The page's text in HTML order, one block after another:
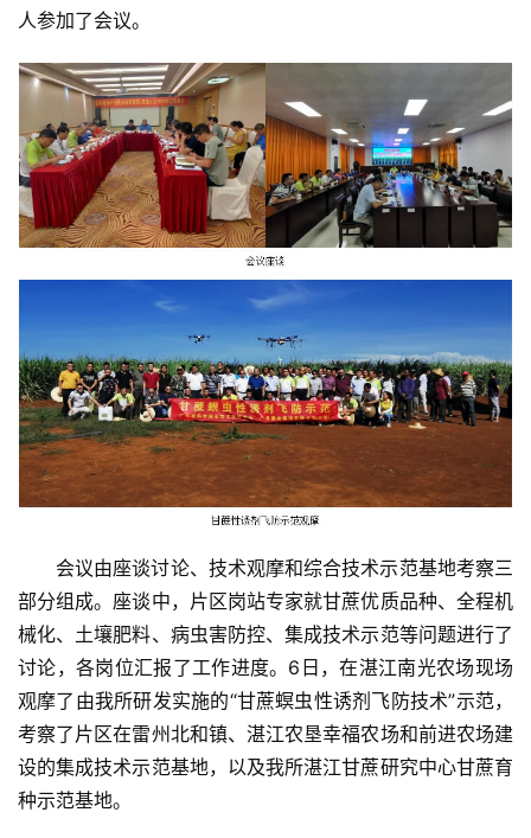
首
页
云
糖
网
人参加了会议。
会议由座谈讨论、技术观摩和综合技术示范基地考察三
部分组成。座谈中，片区岗站专家就甘蔗优质品种、全程机
械化、土壤肥料、病虫害防控、集成技术示范等问题进行了
讨论，各岗位汇报了工作进度。6日，在湛江南光农场现场
观摩了由我所研发实施的“甘蔗螟虫性诱剂飞防技术”示范，
考察了片区在雷州北和镇、湛江农垦幸福农场和前进农场建
设的集成技术示范基地，以及我所湛江甘蔗研究中心甘蔗育
种示范基地。